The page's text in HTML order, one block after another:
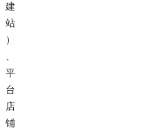
建
站
）
平
台
店
铺